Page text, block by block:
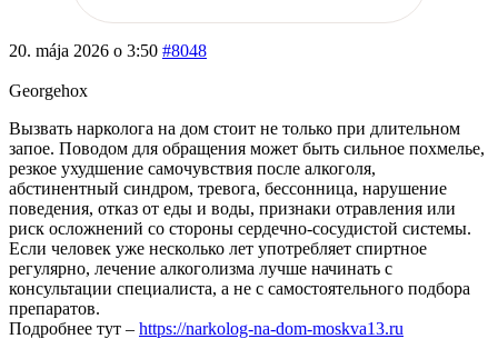
20. mája 2026 o 3:50 #8048
Georgehox
Вызвать нарколога на дом стоит не только при длительном
запое. Поводом для обращения может быть сильное похмелье,
резкое ухудшение самочувствия после алкоголя,
абстинентный синдром, тревога, бессонница, нарушение
поведения, отказ от еды и воды, признаки отравления или
риск осложнений со стороны сердечно-сосудистой системы.
Если человек уже несколько лет употребляет спиртное
регулярно, лечение алкоголизма лучше начинать с
консультации специалиста, а не с самостоятельного подбора
препаратов.
Подробнее тут – https://narkolog-na-dom-moskva13.ru